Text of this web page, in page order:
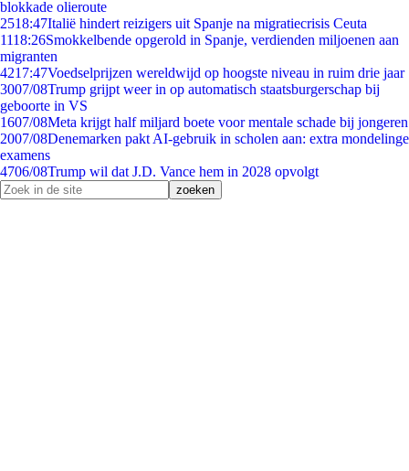
blokkade olieroute
2518:47Italië hindert reizigers uit Spanje na migratiecrisis Ceuta
1118:26Smokkelbende opgerold in Spanje, verdienden miljoenen aan
migranten
4217:47Voedselprijzen wereldwijd op hoogste niveau in ruim drie jaar
3007/08Trump grijpt weer in op automatisch staatsburgerschap bij
geboorte in VS
1607/08Meta krijgt half miljard boete voor mentale schade bij jongeren
2007/08Denemarken pakt AI-gebruik in scholen aan: extra mondelinge
examens
4706/08Trump wil dat J.D. Vance hem in 2028 opvolgt